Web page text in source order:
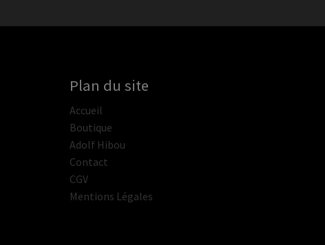
Plan du site
Accueil
Boutique
Adolf Hibou
Contact
CGV
Mentions Légales